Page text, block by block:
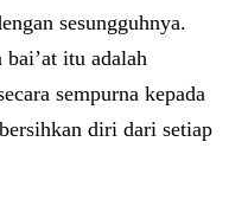
sesungguhnya.
bai’at itu adalah
sempurna kepada
diri dari setiap